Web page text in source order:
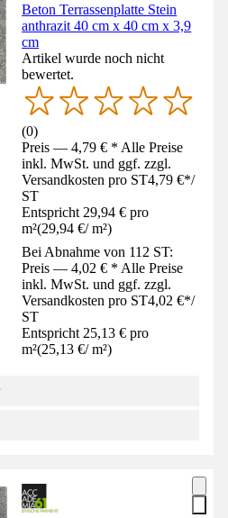
Beton Terrassenplatte Stein
anthrazit 40 cm x 40 cm x 3,9
cm
Artikel wurde noch nicht
bewertet.
(0)
Preis — 4,79 € * Alle Preise
inkl. MwSt. und ggf. zzgl.
Versandkosten pro ST4,79 €*/
ST
Entspricht 29,94 € pro
m²(29,94 €/ m²)
Bei Abnahme von 112 ST:
Preis — 4,02 € * Alle Preise
inkl. MwSt. und ggf. zzgl.
Versandkosten pro ST4,02 €*/
ST
Entspricht 25,13 € pro
m²(25,13 €/ m²)